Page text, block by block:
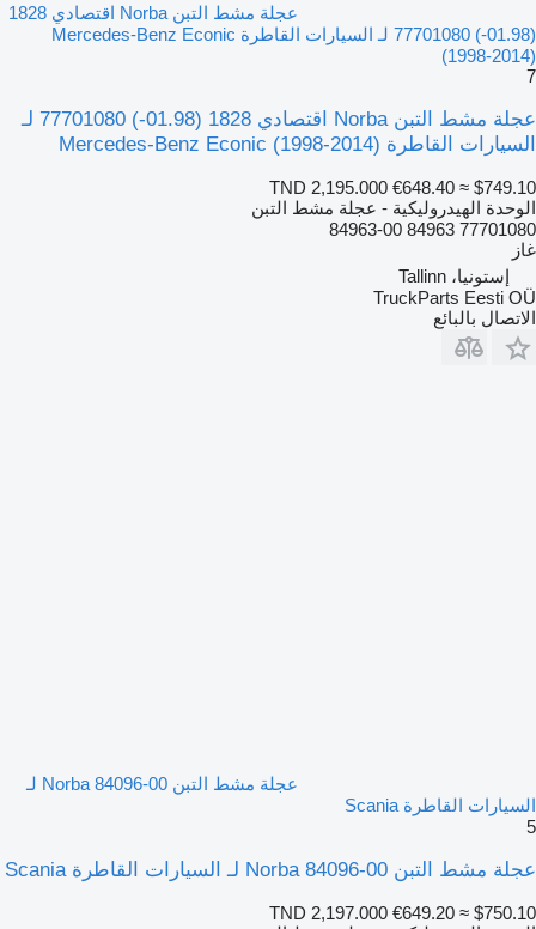
عجلة مشط التبن Norba اقتصادي 1828
(01.98-) 77701080 لـ السيارات القاطرة Mercedes-Benz Econic
(1998-2014)
7
عجلة مشط التبن Norba اقتصادي 1828 (01.98-) 77701080 لـ
السيارات القاطرة Mercedes-Benz Econic (1998-2014)
TND 2,195.000 €648.40 ≈ $749.10
الوحدة الهيدروليكية - عجلة مشط التبن
77701080 84963 84963-00
غاز
إستونيا، Tallinn
TruckParts Eesti OÜ
الاتصال بالبائع
عجلة مشط التبن Norba 84096-00 لـ
السيارات القاطرة Scania
5
عجلة مشط التبن Norba 84096-00 لـ السيارات القاطرة Scania
TND 2,197.000 €649.20 ≈ $750.10